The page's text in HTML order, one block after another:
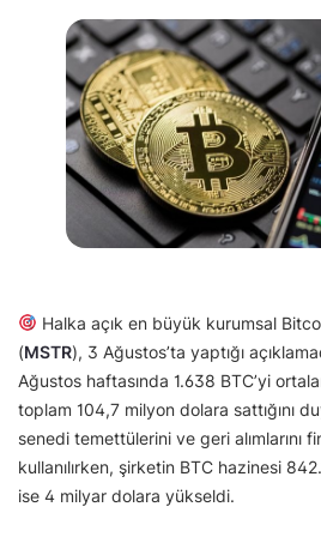
Halka açık en büyük kurumsal
(MSTR), 3 Ağustos’ta yaptığı
Ağustos haftasında 1.638 BTC’yi
toplam 104,7 milyon dolara sattığını
senedi temettülerini ve geri alımlarını
kullanılırken, şirketin BTC hazinesi
ise 4 milyar dolara yükseldi.